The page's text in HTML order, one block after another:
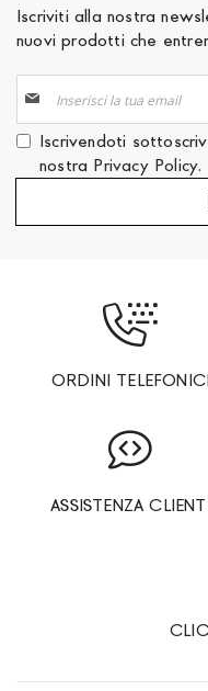
Iscriviti alla nostra
nuovi prodotti che
alla
nostra
Newsletter:
Iscrivendoti
nostra Privacy Policy.
ORDINI TELEFONICI
ASSISTENZA